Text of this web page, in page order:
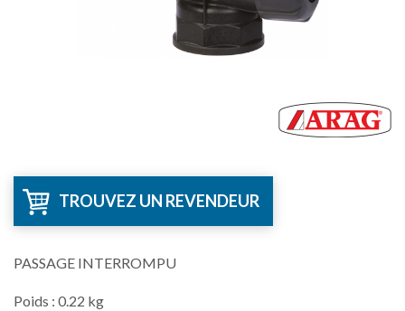
TROUVEZ UN REVENDEUR
PASSAGE INTERROMPU
Poids : 0.22 kg